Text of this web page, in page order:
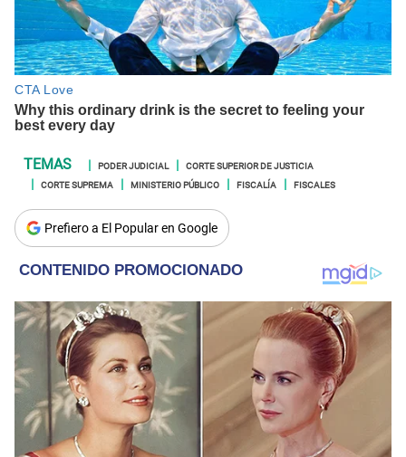
PODER JUDICIAL
CORTE SUPERIOR DE JUSTICIA
CORTE SUPREMA
MINISTERIO PÚBLICO FISCALÍA FISCALES
Prefiero a El Popular en Google